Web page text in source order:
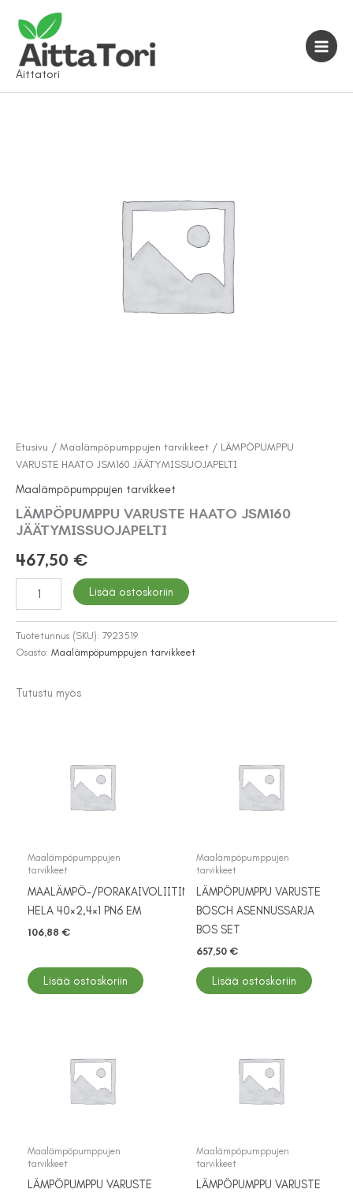
sisältöön
Aittatori
Etusivu / Maalämpöpumppujen tarvikkeet / LÄMPÖPUMPPU
VARUSTE HAATO JSM160 JÄÄTYMISSUOJAPELTI
Maalämpöpumppujen tarvikkeet
LÄMPÖPUMPPU VARUSTE HAATO JSM160
JÄÄTYMISSUOJAPELTI
467,50 €
LÄMPÖPUMPPU
VARUSTE
JSM160
JÄÄTYMISSUOJAPELTI
Lisää ostoskoriin
Tuotetunnus (SKU): 7923519
Osasto: Maalämpöpumppujen tarvikkeet
Tutustu myös
Maalämpöpumppujen
tarvikkeet
MAALÄMPÖ-/PORAKAIVOLIITIN
HELA 40×2,4×1 PN6 EM
106,88 €
Lisää ostoskoriin
Maalämpöpumppujen
tarvikkeet
LÄMPÖPUMPPU VARUSTE
BOSCH ASENNUSSARJA
BOS SET
657,50 €
Lisää ostoskoriin
Maalämpöpumppujen
tarvikkeet
LÄMPÖPUMPPU VARUSTE
Maalämpöpumppujen
tarvikkeet
LÄMPÖPUMPPU VARUSTE